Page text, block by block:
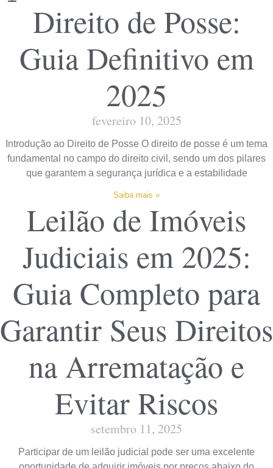
Direito de Posse:
Guia Definitivo em
2025
fevereiro 10, 2025
Introdução ao Direito de Posse O direito de posse é um tema
fundamental no campo do direito civil, sendo um dos pilares
que garantem a segurança jurídica e a estabilidade
Saiba mais »
Leilão de Imóveis
Judiciais em 2025:
Guia Completo para
Garantir Seus Direitos
na Arrematação e
Evitar Riscos
setembro 11, 2025
Participar de um leilão judicial pode ser uma excelente